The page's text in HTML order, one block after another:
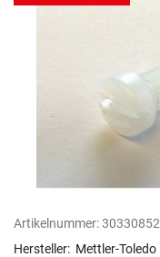
Artikelnummer:30330852
Hersteller: Mettler-Toledo